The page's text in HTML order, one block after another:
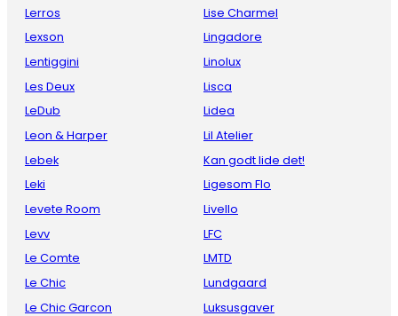
Lerros
Lexson
Lentiggini
Les Deux
LeDub
Leon & Harper
Lebek
Leki
Levete Room
Levv
Le Comte
Le Chic
Le Chic Garcon
Lise Charmel
Lingadore
Linolux
Lisca
Lidea
Lil Atelier
Kan godt lide det!
Ligesom Flo
Livello
LFC
LMTD
Lundgaard
Luksusgaver